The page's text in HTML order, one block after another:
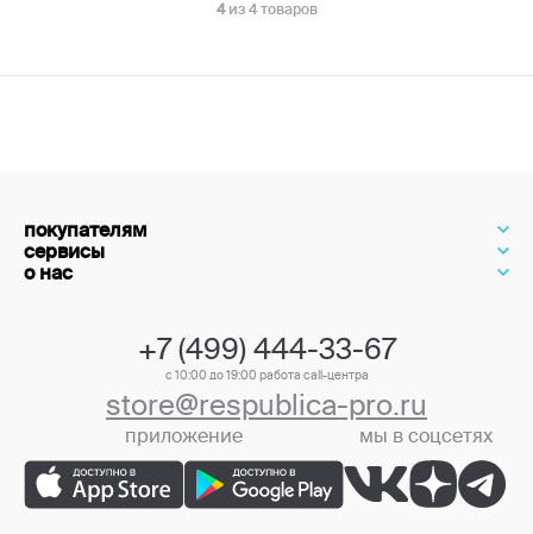
4 из 4 товаров
покупателям
сервисы
о нас
+7 (499) 444-33-67
с 10:00 до 19:00 работа call-центра
store@respublica-pro.ru
приложение мы в соцсетях